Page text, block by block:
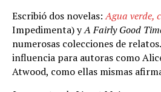
Escribió dos novelas:Agua verde,
Impedimenta) yA Fairly Good
numerosas colecciones de
influencia para autoras como
Atwood, como ellas mismas